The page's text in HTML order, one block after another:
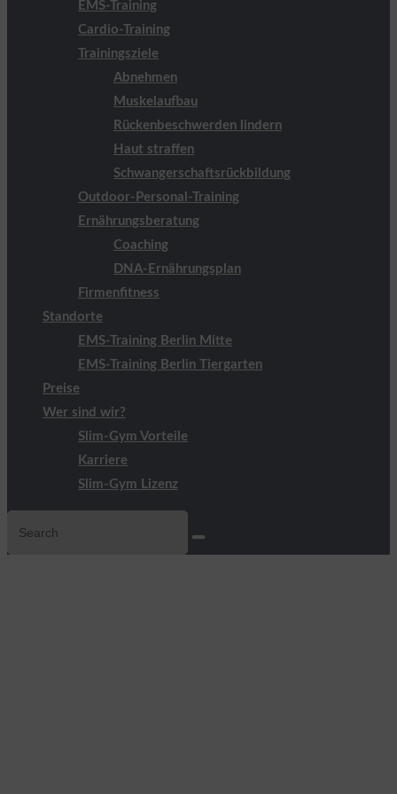
EMS-Training
Cardio-Training
Trainingsziele
Abnehmen
Muskelaufbau
Rückenbeschwerden lindern
Haut straffen
Schwangerschaftsrückbildung
Outdoor-Personal-Training
Ernährungsberatung
Coaching
DNA-Ernährungsplan
Firmenfitness
Standorte
EMS-Training Berlin Mitte
EMS-Training Berlin Tiergarten
Preise
Wer sind wir?
Slim-Gym Vorteile
Karriere
Slim-Gym Lizenz